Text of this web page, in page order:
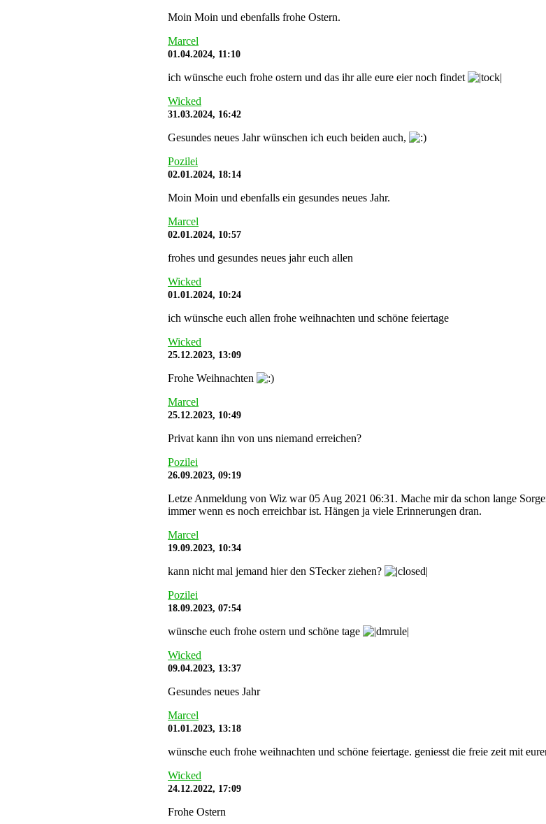
Moin Moin und ebenfalls frohe Ostern.
Marcel
01.04.2024, 11:10
ich wünsche euch frohe ostern und das ihr alle eure eier noch findet
Wicked
31.03.2024, 16:42
Gesundes neues Jahr wünschen ich euch beiden auch,
Pozilei
02.01.2024, 18:14
Moin Moin und ebenfalls ein gesundes neues Jahr.
Marcel
02.01.2024, 10:57
frohes und gesundes neues jahr euch allen
Wicked
01.01.2024, 10:24
ich wünsche euch allen frohe weihnachten und schöne feiertage
Wicked
25.12.2023, 13:09
Frohe Weihnachten
Marcel
25.12.2023, 10:49
Privat kann ihn von uns niemand erreichen?
Pozilei
26.09.2023, 09:19
Letze Anmeldung von Wiz war 05 Aug 2021 06:31. Mache mir da schon lange
immer wenn es noch erreichbar ist. Hängen ja viele Erinnerungen dran.
Marcel
19.09.2023, 10:34
kann nicht mal jemand hier den STecker ziehen?
Pozilei
18.09.2023, 07:54
wünsche euch frohe ostern und schöne tage
Wicked
09.04.2023, 13:37
Gesundes neues Jahr
Marcel
01.01.2023, 13:18
wünsche euch frohe weihnachten und schöne feiertage. geniesst die freie zeit mit
Wicked
24.12.2022, 17:09
Frohe Ostern